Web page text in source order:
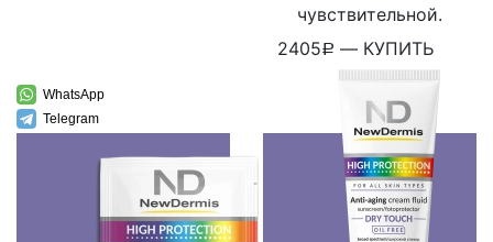
WhatsApp
Telegram
Скопировать ссылку
чувствительной.
2405Р — КУПИТЬ
WhatsApp
ВКонтакте